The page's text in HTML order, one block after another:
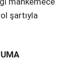
şartıyla